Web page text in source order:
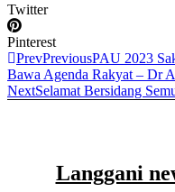
Twitter
Pinterest
PrevPreviousPAU 2023
Bawa Agenda Rakyat – Dr
NextSelamat Bersidang
Langgani